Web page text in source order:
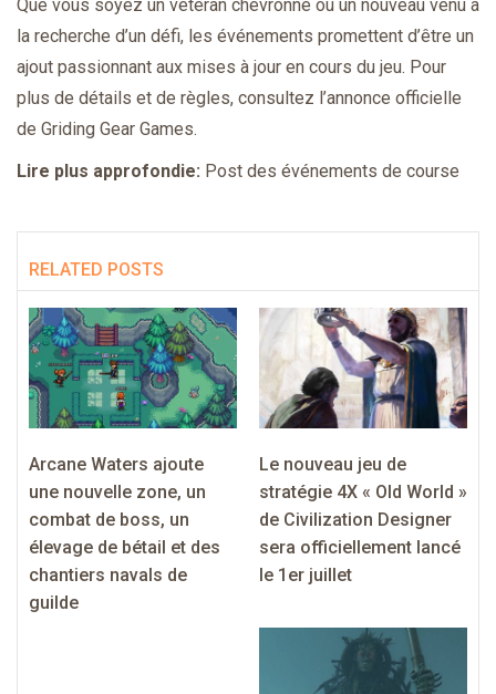
Que vous soyez un vétéran chevronné ou un nouveau venu à
la recherche d’un défi, les événements promettent d’être un
ajout passionnant aux mises à jour en cours du jeu. Pour
plus de détails et de règles, consultez l’annonce officielle
de Griding Gear Games.
Lire plus approfondie: Post des événements de course
RELATED POSTS
Arcane Waters ajoute
une nouvelle zone, un
combat de boss, un
élevage de bétail et des
chantiers navals de
guilde
Le nouveau jeu de
stratégie 4X « Old World »
de Civilization Designer
sera officiellement lancé
le 1er juillet